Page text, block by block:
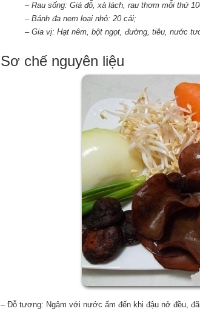
– Rau sống: Giá đỗ, xà lách, rau thơm mỗi thứ
– Bánh đa nem loại nhỏ: 20 cái;
– Gia vị: Hạt nêm, bột ngọt, đường, tiêu, nước
Sơ chế nguyên liệu
– Đỗ tương: Ngâm với nước ấm đến khi đậu nở đều,